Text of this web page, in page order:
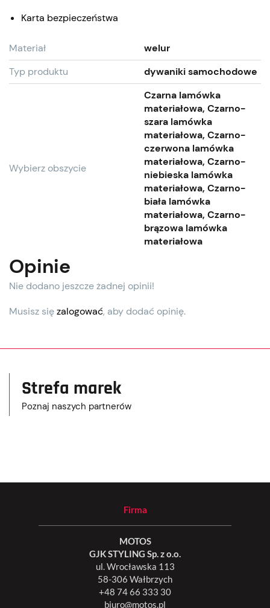
Karta bezpieczeństwa
Materiał
welur
Typ produktu
dywaniki samochodowe
Wybierz obszycie
Czarna lamówka
materiałowa, Czarno-
szara lamówka
materiałowa, Czarno-
czerwona lamówka
materiałowa, Czarno-
niebieska lamówka
materiałowa, Czarno-
biała lamówka
materiałowa, Czarno-
brązowa lamówka
materiałowa
Opinie
Nie dodano jeszcze żadnej opinii!
Musisz sięzalogować, aby dodać opinię.
Strefa marek
Poznaj naszych partnerów
Firma
MOTOS
GJK STYLING Sp. z o.o.
ul. Wrocławska 113
58-306 Wałbrzych
+48 74 66 333 30
biuro@motos.pl